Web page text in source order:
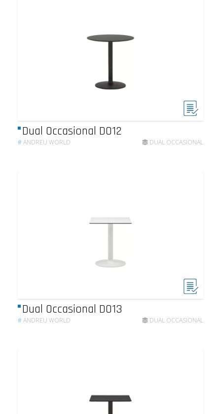
Dual Occasional DO12
#ANDREU WORLD DUAL OCCASIONAL
Dual Occasional DO13
#ANDREU WORLD DUAL OCCASIONAL